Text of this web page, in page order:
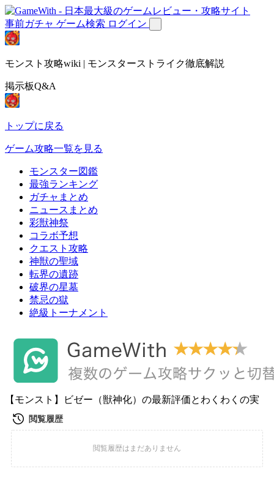
事前ガチャ ゲーム検索 ログイン
モンスト攻略wiki | モンスターストライク徹底解説
掲示板Q&A
トップに戻る
ゲーム攻略一覧を見る
モンスター図鑑
最強ランキング
ガチャまとめ
ニュースまとめ
彩獣神祭
コラボ予想
クエスト攻略
神獣の聖域
転界の遺跡
破界の星墓
禁忌の獄
絶級トーナメント
【モンスト】ビゼー（獣神化）の最新評価とわくわくの実